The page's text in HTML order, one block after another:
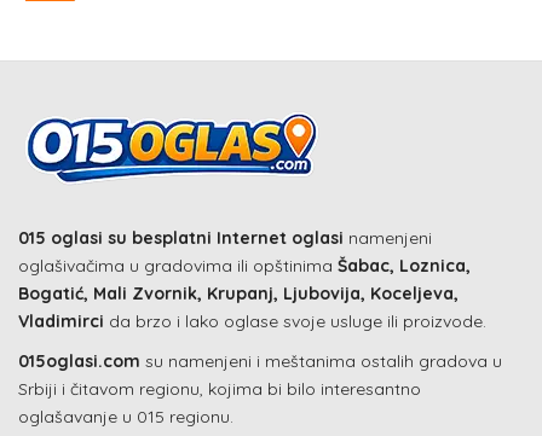
015 oglasi su besplatni Internet oglasi namenjeni
oglašivačima u gradovima ili opštinima Šabac, Loznica,
Bogatić, Mali Zvornik, Krupanj, Ljubovija, Koceljeva,
Vladimirci da brzo i lako oglase svoje usluge ili proizvode.
015oglasi.com su namenjeni i meštanima ostalih gradova u
Srbiji i čitavom regionu, kojima bi bilo interesantno
oglašavanje u 015 regionu.